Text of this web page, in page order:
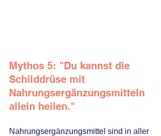
Mythos 5: "Du kannst die
Schilddrüse mit
Nahrungsergänzungsmitteln
allein heilen."
Nahrungsergänzungsmittel sind in aller